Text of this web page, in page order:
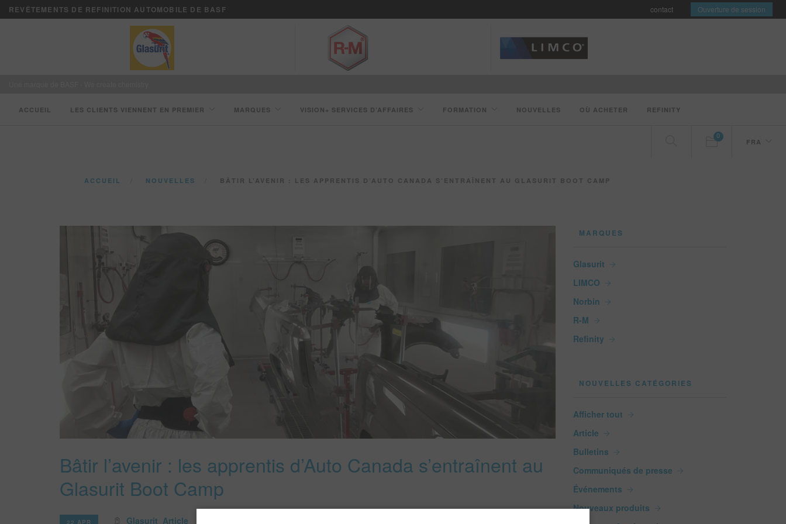
REVÊTEMENTS DE REFINITION AUTOMOBILE DE BASF contact Ouverture de session
ACCUEIL LES CLIENTS VIENNENT EN PREMIER MARQUES VISION+ SERVICES D’AFFAIRES FORMATION NOUVELLES OÙ ACHETER REFINITY
0
FRA
ACCUEIL NOUVELLES BÂTIR L’AVENIR : LES APPRENTIS D’AUTO CANADA S’ENTRAÎNENT AU GLASURIT BOOT CAMP
Bâtir l’avenir : les apprentis d’Auto Canada s’entraînent au
Glasurit Boot Camp
22 APR Glasurit Article
MARQUES
Glasurit
LIMCO
Norbin
R-M
Refinity
NOUVELLES CATÉGORIES
Afficher tout
Article
Bulletins
Communiqués de presse
Événements
Nouveaux produits